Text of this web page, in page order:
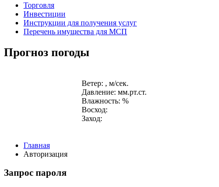
Торговля
Инвестиции
Инструкции для получения услуг
Перечень имущества для МСП
Прогноз погоды
Ветер: , м/сек.
Давление: мм.рт.ст.
Влажность: %
Восход:
Заход:
Главная
Авторизация
Запрос пароля